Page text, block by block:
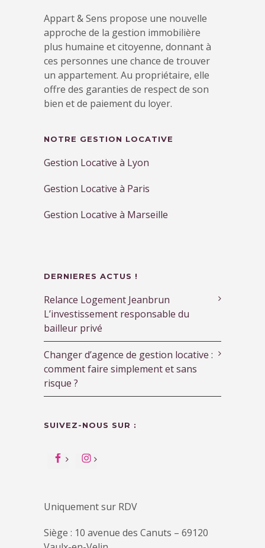
Appart & Sens propose une nouvelle
approche de la gestion immobilière
plus humaine et citoyenne, donnant à
ces personnes une chance de trouver
un appartement. Au propriétaire, elle
offre des garanties de respect de son
bien et de paiement du loyer.
NOTRE GESTION LOCATIVE
Gestion Locative à Lyon
Gestion Locative à Paris
Gestion Locative à Marseille
DERNIERES ACTUS !
Relance Logement Jeanbrun
L’investissement responsable du
bailleur privé
Changer d’agence de gestion locative :
comment faire simplement et sans
risque ?
SUIVEZ-NOUS SUR :
Uniquement sur RDV
Siège : 10 avenue des Canuts – 69120